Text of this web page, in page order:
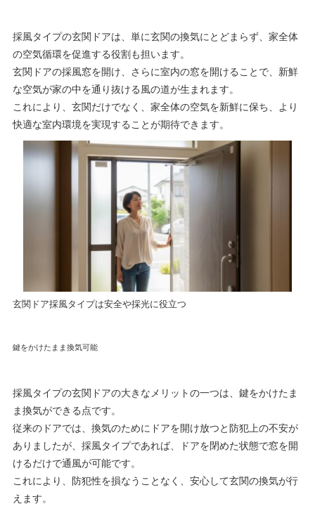
採風タイプの玄関ドアは、単に玄関の換気にとどまらず、家全体
の空気循環を促進する役割も担います。
玄関ドアの採風窓を開け、さらに室内の窓を開けることで、新鮮
な空気が家の中を通り抜ける風の道が生まれます。
これにより、玄関だけでなく、家全体の空気を新鮮に保ち、より
快適な室内環境を実現することが期待できます。
玄関ドア採風タイプは安全や採光に役立つ
鍵をかけたまま換気可能
採風タイプの玄関ドアの大きなメリットの一つは、鍵をかけたま
ま換気ができる点です。
従来のドアでは、換気のためにドアを開け放つと防犯上の不安が
ありましたが、採風タイプであれば、ドアを閉めた状態で窓を開
けるだけで通風が可能です。
これにより、防犯性を損なうことなく、安心して玄関の換気が行
えます。